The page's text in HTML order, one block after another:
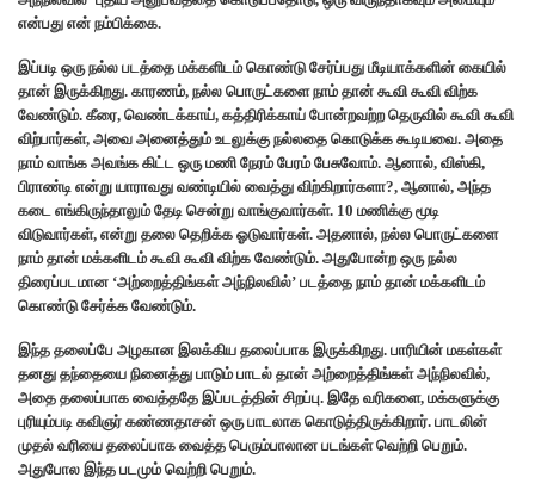
என்பது என் நம்பிக்கை.
இப்படி ஒரு நல்ல படத்தை மக்களிடம் கொண்டு சேர்ப்பது மீடியாக்களின் கையில்
தான் இருக்கிறது. காரணம், நல்ல பொருட்களை நாம் தான் கூவி கூவி விற்க
வேண்டும். கீரை, வெண்டக்காய், கத்திரிக்காய் போன்றவற்ற தெருவில் கூவி கூவி
விற்பார்கள், அவை அனைத்தும் உடலுக்கு நல்லதை கொடுக்க கூடியவை. அதை
நாம் வாங்க அவங்க கிட்ட ஒரு மணி நேரம் பேரம் பேசுவோம். ஆனால், விஸ்கி,
பிராண்டி என்று யாராவது வண்டியில் வைத்து விற்கிறார்களா?, ஆனால், அந்த
கடை எங்கிருந்தாலும் தேடி சென்று வாங்குவார்கள். 10 மணிக்கு மூடி
விடுவார்கள், என்று தலை தெறிக்க ஓடுவார்கள். அதனால், நல்ல பொருட்களை
நாம் தான் மக்களிடம் கூவி கூவி விற்க வேண்டும். அதுபோன்ற ஒரு நல்ல
திரைப்படமான ‘அற்றைத்திங்கள் அந்நிலவில்’ படத்தை நாம் தான் மக்களிடம்
கொண்டு சேர்க்க வேண்டும்.
இந்த தலைப்பே அழகான இலக்கிய தலைப்பாக இருக்கிறது. பாரியின் மகள்கள்
தனது தந்தையை நினைத்து பாடும் பாடல் தான் அற்றைத்திங்கள் அந்நிலவில்,
அதை தலைப்பாக வைத்ததே இப்படத்தின் சிறப்பு. இதே வரிகளை, மக்களுக்கு
புரியும்படி கவிஞர் கண்ணதாசன் ஒரு பாடலாக கொடுத்திருக்கிறார். பாடலின்
முதல் வரியை தலைப்பாக வைத்த பெரும்பாலான படங்கள் வெற்றி பெறும்.
அதுபோல இந்த படமும் வெற்றி பெறும்.